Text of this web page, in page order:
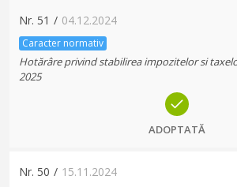
Nr. 51 / 04.12.2024
Caracter normativ
Hotărâre privind stabilirea impozitelor si
2025
ADOPTATĂ
Nr. 50 / 15.11.2024